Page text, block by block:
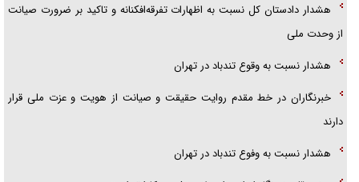
هشدار دادستان کل نسبت به اظهارات تفرقه‌افکنانه و تاکید بر ضرورت صیانت
از وحدت ملی
هشدار نسبت به وقوع تندباد در تهران
خبرنگاران در خط مقدم روایت حقیقت و صیانت از هویت و عزت ملی قرار
دارند
هشدار نسبت به وفوع تندباد در تهران